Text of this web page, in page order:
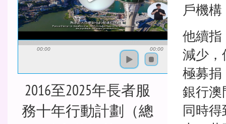
00:00 00:00
2016至2025年長者服
務十年行動計劃（總
戶機
他續指
減少，
極募捐
銀行澳
同時